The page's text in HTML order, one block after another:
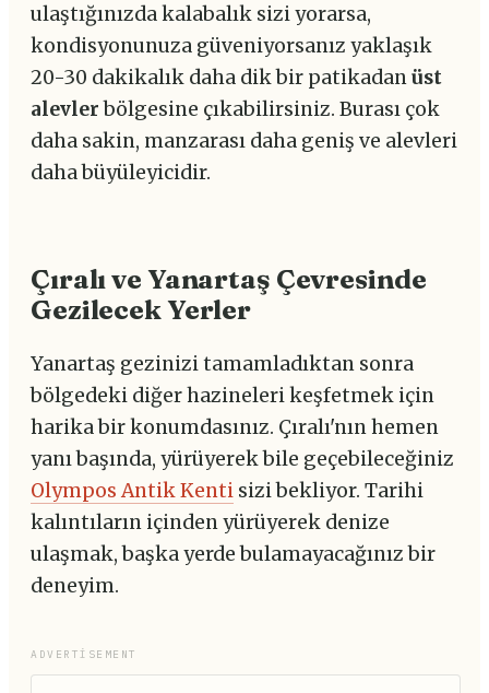
ulaştığınızda kalabalık sizi yorarsa,
kondisyonunuza güveniyorsanız yaklaşık
20-30 dakikalık daha dik bir patikadanüst
alevlerbölgesine çıkabilirsiniz. Burası çok
daha sakin, manzarası daha geniş ve alevleri
daha büyüleyicidir.
Çıralı ve Yanartaş Çevresinde
Gezilecek Yerler
Yanartaş gezinizi tamamladıktan sonra
bölgedeki diğer hazineleri keşfetmek için
harika bir konumdasınız. Çıralı'nın hemen
yanı başında, yürüyerek bile geçebileceğiniz
Olympos Antik Kenti sizi bekliyor. Tarihi
kalıntıların içinden yürüyerek denize
ulaşmak, başka yerde bulamayacağınız bir
deneyim.
ADVERTISEMENT